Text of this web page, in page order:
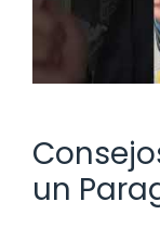
un